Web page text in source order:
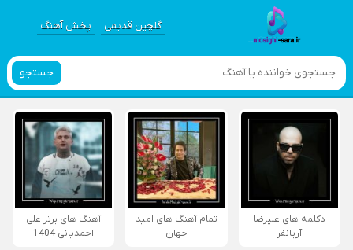
گلچین قدیمی پخش آهنگ
جستجو
دکلمه های علیرضا
آریانفر
تمام آهنگ های امید
جهان
آهنگ های برتر علی
احمدیانی 1404